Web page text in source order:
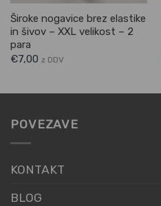
Široke nogavice brez elastike
in šivov – XXL velikost – 2
para
€7,00 z DDV
POVEZAVE
KONTAKT
BLOG